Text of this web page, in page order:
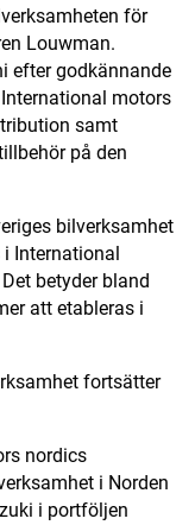
tidningen
prenumeration
för oss
för
Louwman.
efter godkännande
motors
samt
på den
bilverksamhet
International
betyder bland
att etableras i
fortsätter
nordics
i Norden
i portföljen